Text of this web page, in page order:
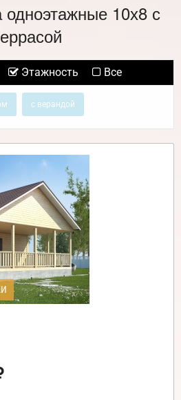
одноэтажные 10х8 с
Этажность Все
с верандой